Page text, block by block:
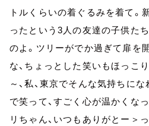
トルくらいの着ぐるみを着て。
ったという3人の友達の子供た
のよ。ツリーがでか過ぎて扉を
な、ちょっとした笑いもほっこり
～、私、東京でそんな気持ちにな
で笑って、すごく心が温かくな
リちゃん、いつもありがとー＞